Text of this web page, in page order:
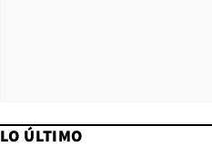
LO ÚLTIMO